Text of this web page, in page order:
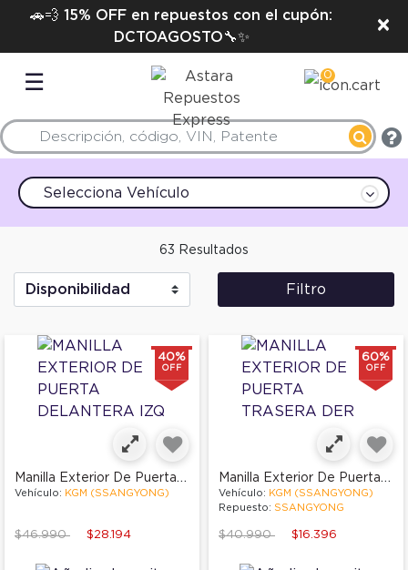
🚗💨 15% OFF en repuestos con el cupón:
DCTOAGOSTO🔧✨
×
☰ 0
Selecciona Vehículo
63 Resultados
Filtro
40%
OFF
Manilla Exterior De Puerta Delantera Izq
Vehículo: KGM (SSANGYONG)
Price reduced from
$46.990to $28.194
60%
OFF
Manilla Exterior De Puerta Trasera Der
Vehículo: KGM (SSANGYONG)
Repuesto: SSANGYONG
Price reduced from
$40.990to $16.396